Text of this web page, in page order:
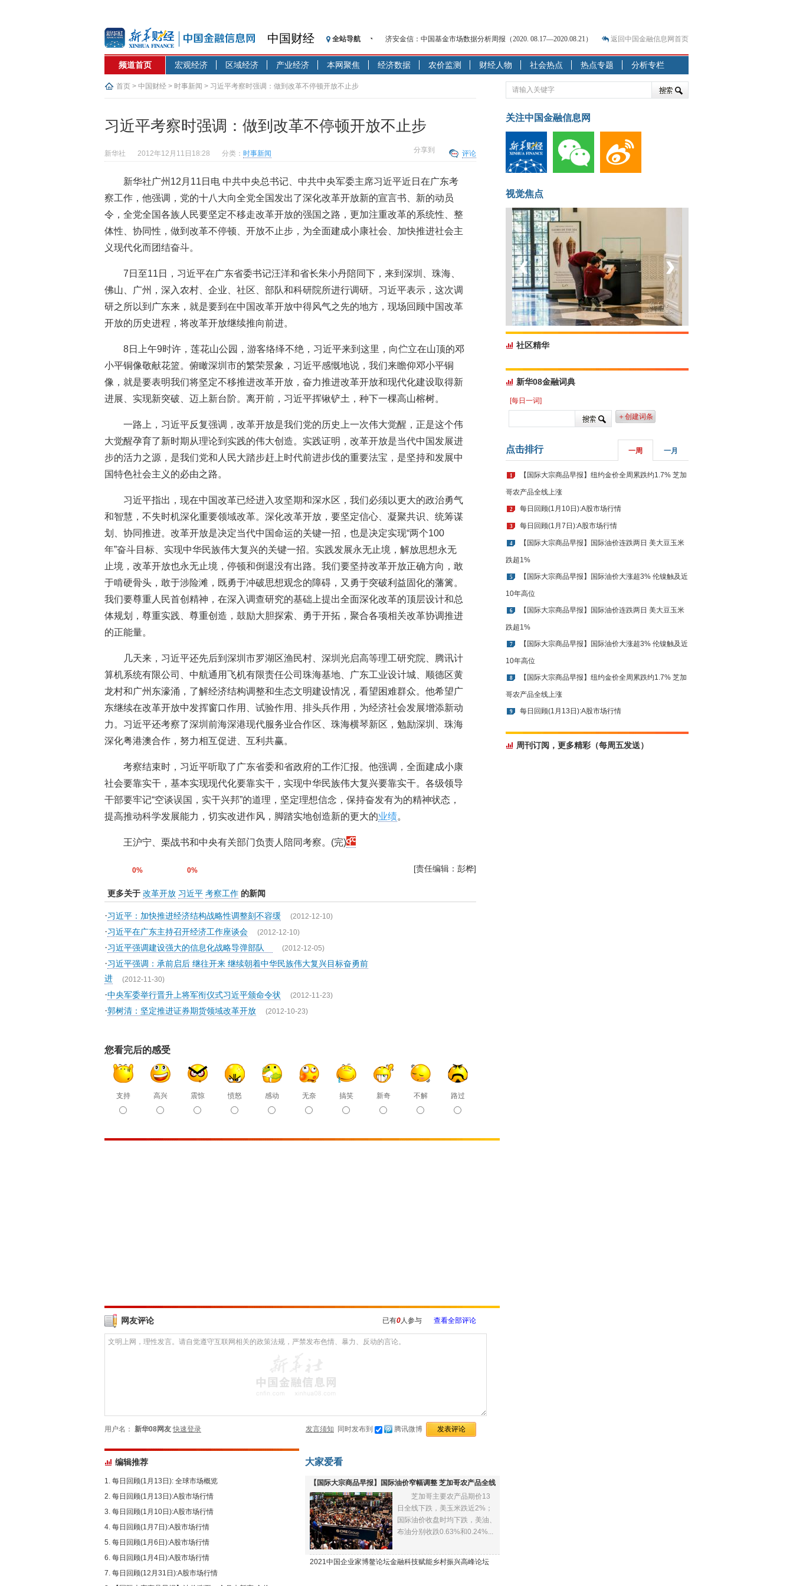
中国财经 全站导航
济安金信：中国基金市场数据分析周报（2020. 08.17—2020.08.21）
【见·闻】疫情下，新加坡旅游业步履维艰
记者手记：疫情下的香港零售业如何浴火重生？
【见·闻】疫情下一家香港传统零售商的转型突围之旅
济安金信：中国基金市场数据分析周报（2020. 07.27—2020.07.31）
【新华财经调查】同业存单、结构性存款玩起“跷跷板” 结构性失衡藏
在“隐秘的角落”
央行公开市场净投放300亿元 短端资金利率明显下行
基本面及股市双轮冲击 债市回调十年期债表现最弱
沥青期货连续两日涨逾3% 沪银及两粕涨势喜人
恒生聚源：北斗收官之星发射成功，全产业链解析
返回中国金融信息网首页
频道首页 宏观经济 区域经济 产业经济 本网聚焦 经济数据 农价监测 财经人物 社会热点 热点专题 分析专栏
首页 > 中国财经 > 时事新闻 > 习近平考察时强调：做到改革不停顿开放不止步
习近平考察时强调：做到改革不停顿开放不止步
评论
分享到
新华社 2012年12月11日18:28 分类： 时事新闻
新华社广州12月11日电 中共中央总书记、中共中央军委主席习近平近日在广东考
察工作，他强调，党的十八大向全党全国发出了深化改革开放新的宣言书、新的动员
令，全党全国各族人民要坚定不移走改革开放的强国之路，更加注重改革的系统性、整
体性、协同性，做到改革不停顿、开放不止步，为全面建成小康社会、加快推进社会主
义现代化而团结奋斗。
7日至11日，习近平在广东省委书记汪洋和省长朱小丹陪同下，来到深圳、珠海、
佛山、广州，深入农村、企业、社区、部队和科研院所进行调研。习近平表示，这次调
研之所以到广东来，就是要到在中国改革开放中得风气之先的地方，现场回顾中国改革
开放的历史进程，将改革开放继续推向前进。
8日上午9时许，莲花山公园，游客络绎不绝，习近平来到这里，向伫立在山顶的邓
小平铜像敬献花篮。俯瞰深圳市的繁荣景象，习近平感慨地说，我们来瞻仰邓小平铜
像，就是要表明我们将坚定不移推进改革开放，奋力推进改革开放和现代化建设取得新
进展、实现新突破、迈上新台阶。离开前，习近平挥锹铲土，种下一棵高山榕树。
一路上，习近平反复强调，改革开放是我们党的历史上一次伟大觉醒，正是这个伟
大觉醒孕育了新时期从理论到实践的伟大创造。实践证明，改革开放是当代中国发展进
步的活力之源，是我们党和人民大踏步赶上时代前进步伐的重要法宝，是坚持和发展中
国特色社会主义的必由之路。
习近平指出，现在中国改革已经进入攻坚期和深水区，我们必须以更大的政治勇气
和智慧，不失时机深化重要领域改革。深化改革开放，要坚定信心、凝聚共识、统筹谋
划、协同推进。改革开放是决定当代中国命运的关键一招，也是决定实现“两个100
年”奋斗目标、实现中华民族伟大复兴的关键一招。实践发展永无止境，解放思想永无
止境，改革开放也永无止境，停顿和倒退没有出路。我们要坚持改革开放正确方向，敢
于啃硬骨头，敢于涉险滩，既勇于冲破思想观念的障碍，又勇于突破利益固化的藩篱。
我们要尊重人民首创精神，在深入调查研究的基础上提出全面深化改革的顶层设计和总
体规划，尊重实践、尊重创造，鼓励大胆探索、勇于开拓，聚合各项相关改革协调推进
的正能量。
几天来，习近平还先后到深圳市罗湖区渔民村、深圳光启高等理工研究院、腾讯计
算机系统有限公司、中航通用飞机有限责任公司珠海基地、广东工业设计城、顺德区黄
龙村和广州东濠涌，了解经济结构调整和生态文明建设情况，看望困难群众。他希望广
东继续在改革开放中发挥窗口作用、试验作用、排头兵作用，为经济社会发展增添新动
力。习近平还考察了深圳前海深港现代服务业合作区、珠海横琴新区，勉励深圳、珠海
深化粤港澳合作，努力相互促进、互利共赢。
考察结束时，习近平听取了广东省委和省政府的工作汇报。他强调，全面建成小康
社会要靠实干，基本实现现代化要靠实干，实现中华民族伟大复兴要靠实干。各级领导
干部要牢记“空谈误国，实干兴邦”的道理，坚定理想信念，保持奋发有为的精神状态，
提高推动科学发展能力，切实改进作风，脚踏实地创造新的更大的业绩。
王沪宁、栗战书和中央有关部门负责人陪同考察。(完)
0% 0% [责任编辑：彭桦]
更多关于 改革开放 习近平 考察工作 的新闻
·习近平：加快推进经济结构战略性调整刻不容缓 (2012-12-10)
·习近平在广东主持召开经济工作座谈会 (2012-12-10)
·习近平强调建设强大的信息化战略导弹部队 (2012-12-05)
·习近平强调：承前启后 继往开来 继续朝着中华民族伟大复兴目标奋勇前
进 (2012-11-30)
·中央军委举行晋升上将军衔仪式习近平颁命令状 (2012-11-23)
·郭树清：坚定推进证券期货领域改革开放 (2012-10-23)
您看完后的感受
支持 高兴 震惊 愤怒 感动 无奈 搞笑 新奇 不解 路过
网友评论 已有0人参与 查看全部评论
用户名： 新华08网友 快速登录 发言须知 同时发布到 腾讯微博
编辑推荐
每日回顾(1月13日): 全球市场概览
每日回顾(1月13日):A股市场行情
每日回顾(1月10日):A股市场行情
每日回顾(1月7日):A股市场行情
每日回顾(1月6日):A股市场行情
每日回顾(1月4日):A股市场行情
每日回顾(12月31日):A股市场行情
大家爱看
【国际大宗商品早报】国际油价窄幅调整 芝加哥农产品全线
下跌
芝加哥主要农产品期价13
日全线下跌，美玉米跌近2%；
国际油价收盘时均下跌，美油、
布油分别收跌0.63%和0.24%...
2021中国企业家博鳌论坛金融科技赋能乡村振兴高峰论坛
关注中国金融信息网
视觉焦点
坐上火车看老挝
‹ ›
社区精华
新华08金融词典
[每日一词]
＋创建词条
点击排行 一周 一月
1 【国际大宗商品早报】纽约金价全周累跌约1.7% 芝加
哥农产品全线上涨
2 每日回顾(1月10日):A股市场行情
3 每日回顾(1月7日):A股市场行情
4 【国际大宗商品早报】国际油价连跌两日 美大豆玉米
跌超1%
5 【国际大宗商品早报】国际油价大涨超3% 伦镍触及近
10年高位
6 【国际大宗商品早报】国际油价连跌两日 美大豆玉米
跌超1%
7 【国际大宗商品早报】国际油价大涨超3% 伦镍触及近
10年高位
8 【国际大宗商品早报】纽约金价全周累跌约1.7% 芝加
哥农产品全线上涨
9 每日回顾(1月13日):A股市场行情
周刊订阅，更多精彩（每周五发送）